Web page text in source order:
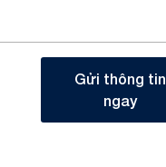
Gửi thông tin
ngay